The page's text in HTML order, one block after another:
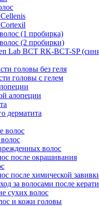
(1 пробирка)
(2 пробирки)
Lab BCT RK-BCT-SP
головы без геля
головы с гелем
алопеции
дерматита
волос
волос
после окрашивания
после химической
за волосами после
сухих волос
и кожи головы